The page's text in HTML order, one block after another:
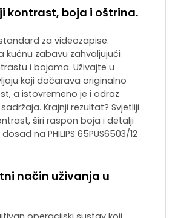
kontrast, boja i oštrina.
standard za videozapise.
kućnu zabavu zahvaljujući
i bojama. Uživajte u
koji dočarava originalno
a istovremeno je i odraz
Krajnji rezultat? Svjetliji
širi raspon boja i detalji
na PHILIPS 65PUS6503/12
način uživanja u